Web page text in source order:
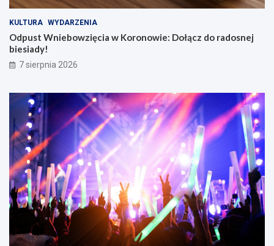
KULTURA WYDARZENIA
Odpust Wniebowzięcia w Koronowie: Dołącz do radosnej
biesiady!
7 sierpnia 2026